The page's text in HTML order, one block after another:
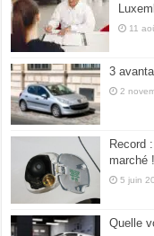
11
3
2
Record
marché !
5 juin
Quelle